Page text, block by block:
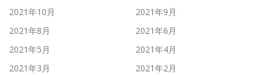
2021年10月
2021年9月
2021年8月
2021年6月
2021年5月
2021年4月
2021年3月
2021年2月